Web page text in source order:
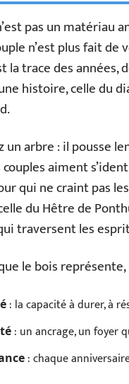
pas un matériau
n’est plus fait
la trace des
histoire, celle du
un arbre : il pousse
aiment
qui ne craint pas
du Hêtre de
traversent les
le bois
: la capacité à durer, à
: un ancrage, un foyer
: chaque